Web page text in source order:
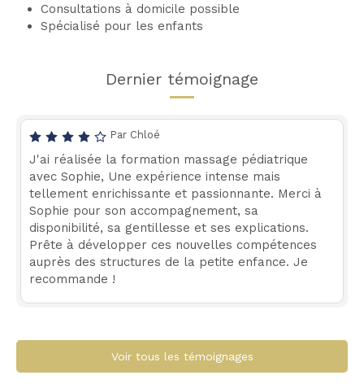
Consultations à domicile possible
Spécialisé pour les enfants
Dernier témoignage
Par Chloé
J'ai réalisée la formation massage pédiatrique
avec Sophie, Une expérience intense mais
tellement enrichissante et passionnante. Merci à
Sophie pour son accompagnement, sa
disponibilité, sa gentillesse et ses explications.
Prête à développer ces nouvelles compétences
auprès des structures de la petite enfance. Je
recommande !
Voir tous les témoignages